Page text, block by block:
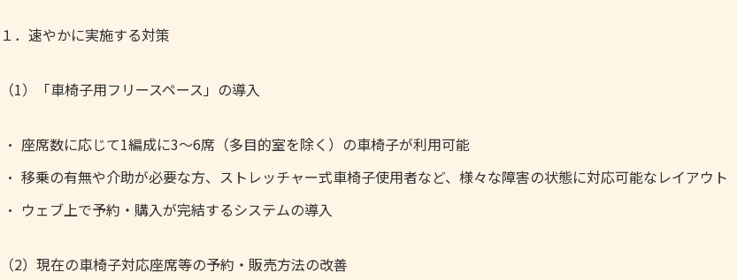
１．速やかに実施する対策
（1）「車椅子用フリースペース」の導入
座席数に応じて1編成に3～6席（多目的室を除く）の車椅子が利用可能
移乗の有無や介助が必要な方、ストレッチャー式車椅子使用者など、様々な障害の状態に対応可能なレイアウト
ウェブ上で予約・購入が完結するシステムの導入
（2）現在の車椅子対応座席等の予約・販売方法の改善